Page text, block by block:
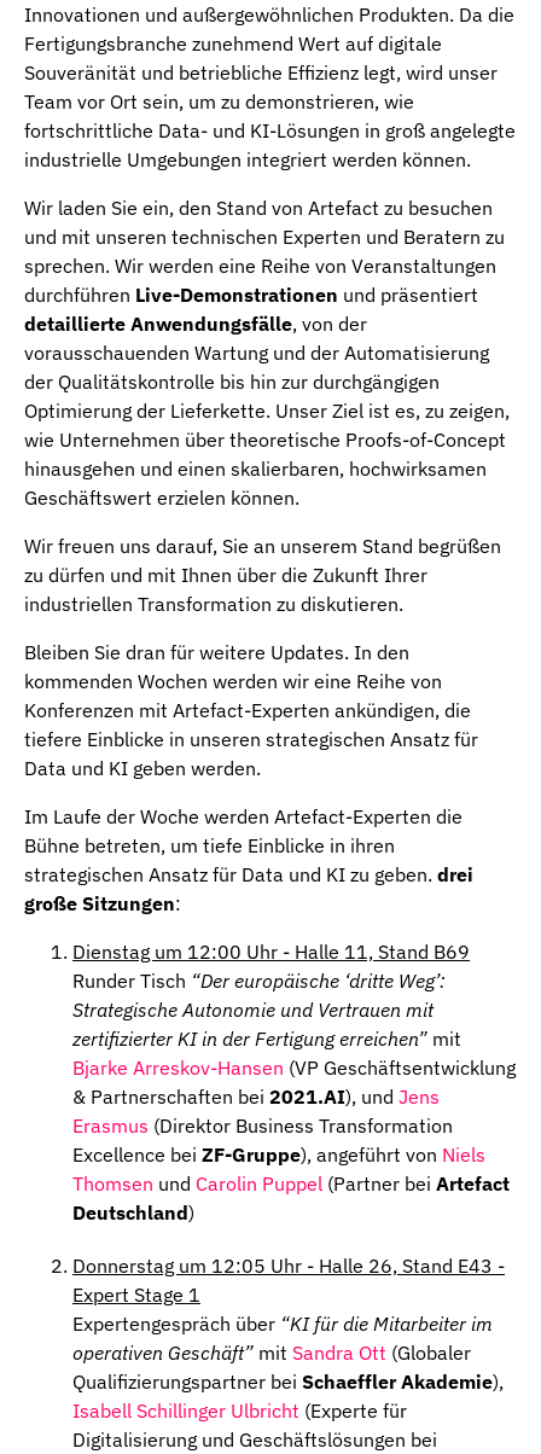
Innovationen und außergewöhnlichen Produkten. Da die
Fertigungsbranche zunehmend Wert auf digitale
Souveränität und betriebliche Effizienz legt, wird unser
Team vor Ort sein, um zu demonstrieren, wie
fortschrittliche Data- und KI-Lösungen in groß angelegte
industrielle Umgebungen integriert werden können.
Wir laden Sie ein, den Stand von Artefact zu besuchen
und mit unseren technischen Experten und Beratern zu
sprechen. Wir werden eine Reihe von Veranstaltungen
durchführen Live-Demonstrationen und präsentiert
detaillierte Anwendungsfälle, von der
vorausschauenden Wartung und der Automatisierung
der Qualitätskontrolle bis hin zur durchgängigen
Optimierung der Lieferkette. Unser Ziel ist es, zu zeigen,
wie Unternehmen über theoretische Proofs-of-Concept
hinausgehen und einen skalierbaren, hochwirksamen
Geschäftswert erzielen können.
Wir freuen uns darauf, Sie an unserem Stand begrüßen
zu dürfen und mit Ihnen über die Zukunft Ihrer
industriellen Transformation zu diskutieren.
Bleiben Sie dran für weitere Updates. In den
kommenden Wochen werden wir eine Reihe von
Konferenzen mit Artefact-Experten ankündigen, die
tiefere Einblicke in unseren strategischen Ansatz für
Data und KI geben werden.
Im Laufe der Woche werden Artefact-Experten die
Bühne betreten, um tiefe Einblicke in ihren
strategischen Ansatz für Data und KI zu geben. drei
große Sitzungen:
Dienstag um 12:00 Uhr - Halle 11, Stand B69
Runder Tisch “Der europäische ‘dritte Weg’:
Strategische Autonomie und Vertrauen mit
zertifizierter KI in der Fertigung erreichen” mit
Bjarke Arreskov-Hansen (VP Geschäftsentwicklung
& Partnerschaften bei 2021.AI), und Jens
Erasmus (Direktor Business Transformation
Excellence bei ZF-Gruppe), angeführt von Niels
Thomsen und Carolin Puppel (Partner bei Artefact
Deutschland)
Donnerstag um 12:05 Uhr - Halle 26, Stand E43 -
Expert Stage 1
Expertengespräch über “KI für die Mitarbeiter im
operativen Geschäft” mit Sandra Ott (Globaler
Qualifizierungspartner bei Schaeffler Akademie),
Isabell Schillinger Ulbricht (Experte für
Digitalisierung und Geschäftslösungen bei